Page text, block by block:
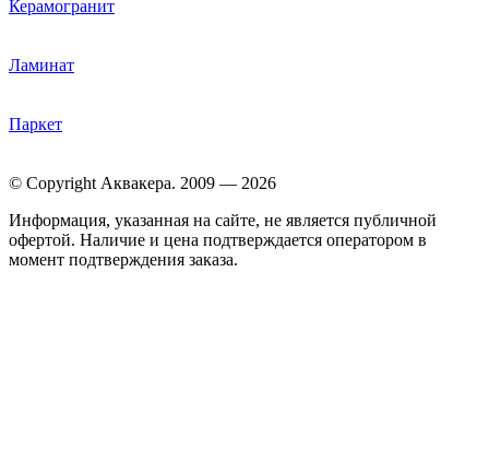
Керамогранит
Ламинат
Паркет
© Copyright Аквакера. 2009 — 2026
Информация, указанная на сайте, не является публичной
офертой. Наличие и цена подтверждается оператором в
момент подтверждения заказа.